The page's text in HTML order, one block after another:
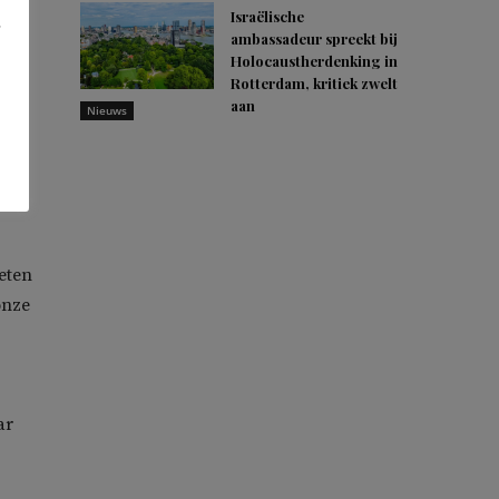
Nieuws
Israëlische
ambassadeur spreekt bij
Holocaustherdenking in
Rotterdam, kritiek zwelt
aan